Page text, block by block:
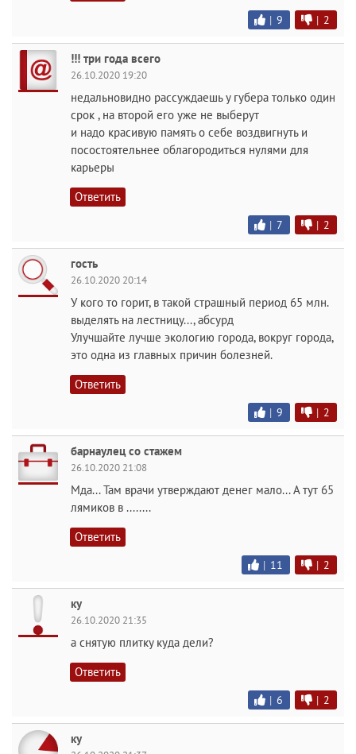
| 9 | 2
!!! три года всего
26.10.2020 19:20
недальновидно рассуждаешь у губера только один
срок , на второй его уже не выберут
и надо красивую память о себе воздвигнуть и
посостоятельнее облагородиться нулями для
карьеры
Ответить
| 7 | 2
гость
26.10.2020 20:14
У кого то горит, в такой страшный период 65 млн.
выделять на лестницу..., абсурд
Улучшайте лучше экологию города, вокруг города,
это одна из главных причин болезней.
Ответить
| 9 | 2
барнаулец со стажем
26.10.2020 21:08
Мда... Там врачи утверждают денег мало... А тут 65
лямиков в ........
Ответить
| 11 | 2
ку
26.10.2020 21:35
а снятую плитку куда дели?
Ответить
| 6 | 2
ку